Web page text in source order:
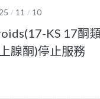
/ 11 / 10
KS 17酮
腺酮)停止服務